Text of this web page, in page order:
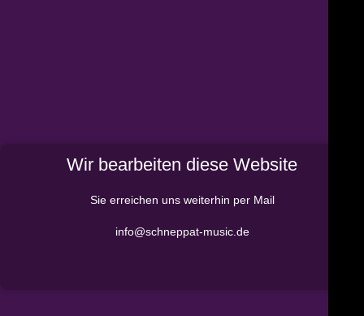
Wir bearbeiten diese Website
Sie erreichen uns weiterhin per Mail
info@schneppat-music.de